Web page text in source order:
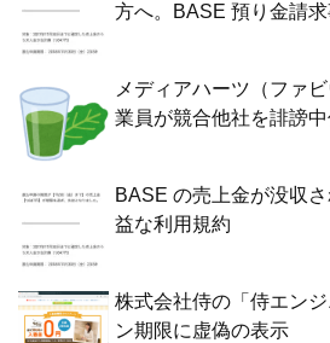
方へ。BASE 預り金請
メディアハーツ（ファ
業員が競合他社を誹謗
BASE の売上金が没収
益な利用規約
株式会社侍の「侍エン
ン期限に虚偽の表示